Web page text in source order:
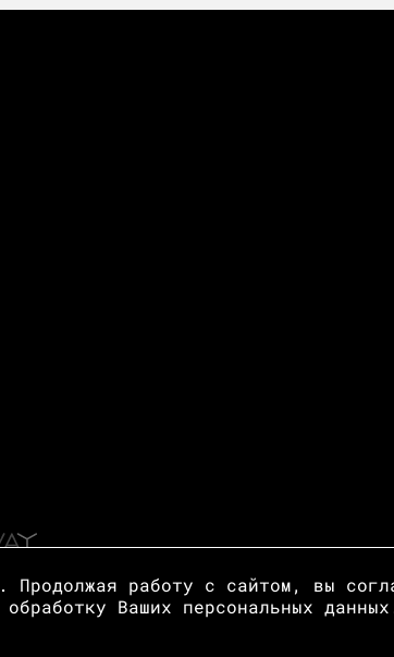
Продолжая работу с сайтом, вы
Ваших персональных